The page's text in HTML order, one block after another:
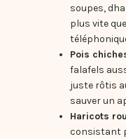
soupes,
plus vite
Pois
falafels
juste rôtis
sauver un
Haricots
consistant